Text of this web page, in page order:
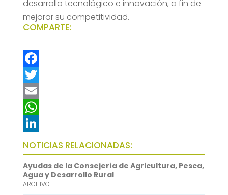
desarrollo tecnológico e innovación, a fin de
mejorar su competitividad.
COMPARTE:
F
a
c
e
b
o
o
k
T
w
t
t
e
r
E
m
a
i
l
W
h
a
t
s
L
i
n
k
NOTICIAS RELACIONADAS:
Ayudas de la Consejería de Agricultura, Pesca,
Agua y Desarrollo Rural
ARCHIVO